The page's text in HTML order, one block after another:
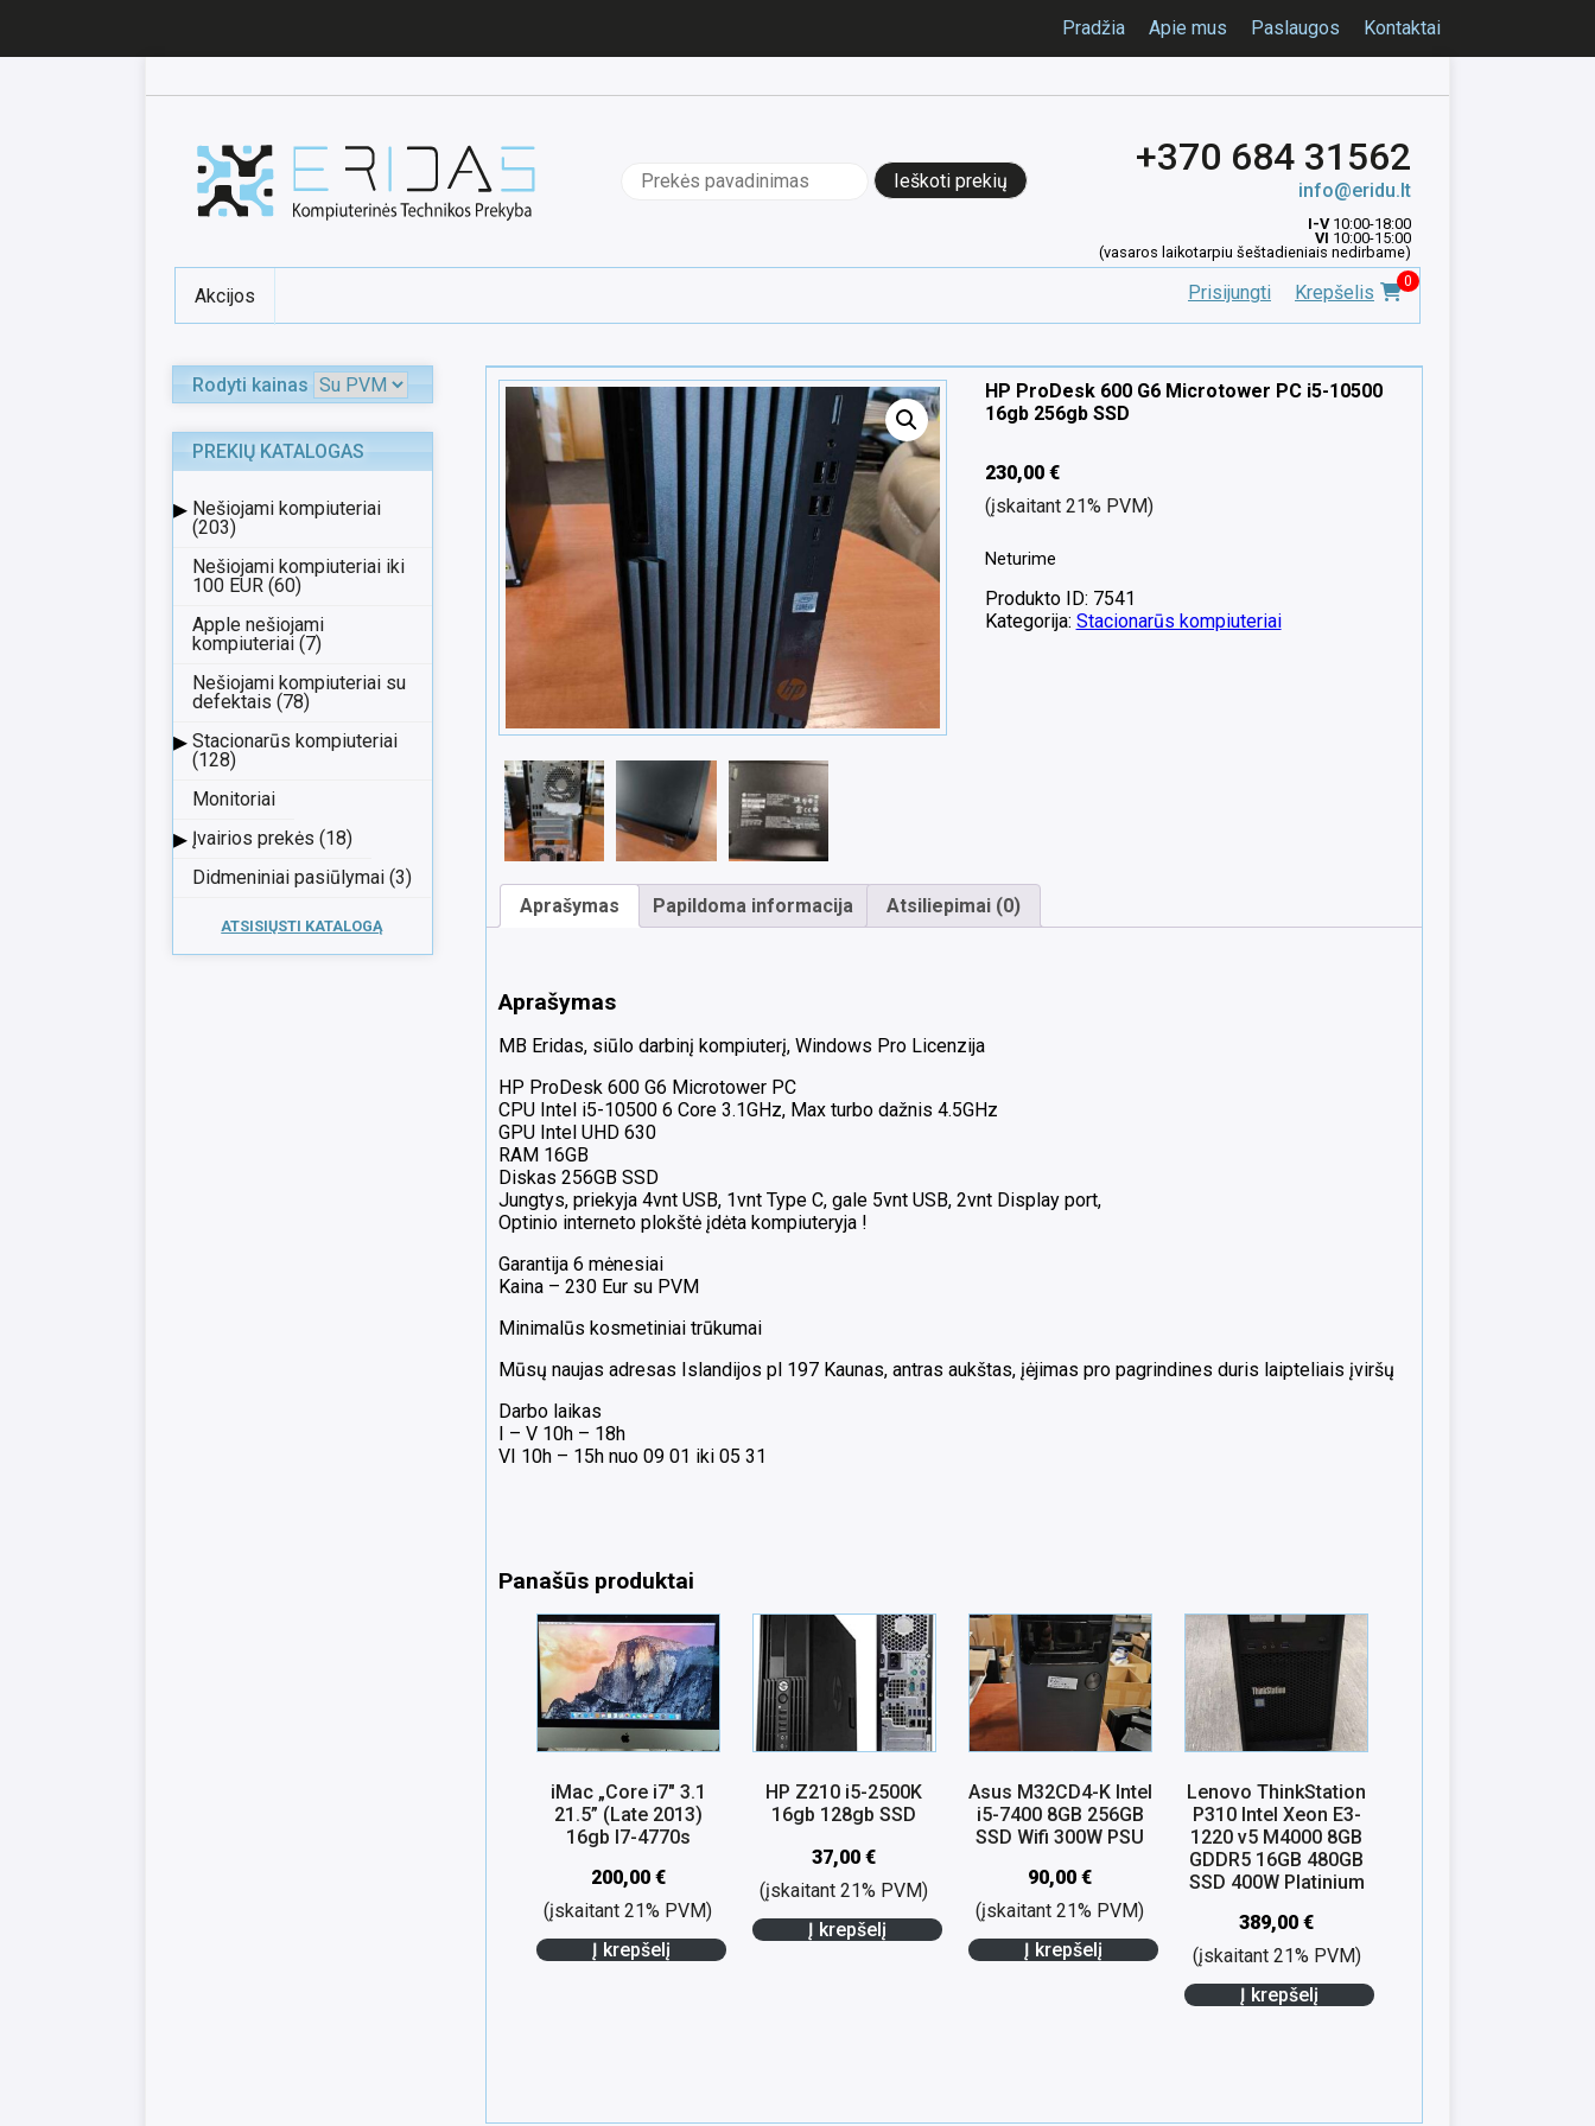
Pradžia Apie mus Paslaugos Kontaktai
Ieškoti: +370 684 31562
info@eridu.lt
I-V10:00-18:00
VI 10:00-15:00
(vasaros laikotarpiu šeštadieniais nedirbame)
Prisijungti Krepšelis 0
Akcijos
Rodyti kainas
PREKIŲ KATALOGAS
▸ Nešiojami kompiuteriai
(203)
Nešiojami kompiuteriai iki
100 EUR (60)
Apple nešiojami
kompiuteriai (7)
Nešiojami kompiuteriai su
defektais (78)
▸ Stacionarūs kompiuteriai
(128)
Monitoriai
▸ Įvairios prekės (18)
Didmeniniai pasiūlymai (3)
ATSISIŲSTI KATALOGĄ
HP ProDesk 600 G6 Microtower PC i5-10500
16gb 256gb SSD
230,00 €
(įskaitant 21% PVM)
Neturime
Produkto ID: 7541
Kategorija: Stacionarūs kompiuteriai
Aprašymas Papildoma informacija Atsiliepimai (0)
Aprašymas
MB Eridas, siūlo darbinį kompiuterį, Windows Pro Licenzija
HP ProDesk 600 G6 Microtower PC
CPU Intel i5-10500 6 Core 3.1GHz, Max turbo dažnis 4.5GHz
GPU Intel UHD 630
RAM 16GB
Diskas 256GB SSD
Jungtys, priekyja 4vnt USB, 1vnt Type C, gale 5vnt USB, 2vnt Display port,
Optinio interneto plokštė įdėta kompiuteryja !
Garantija 6 mėnesiai
Kaina – 230 Eur su PVM
Minimalūs kosmetiniai trūkumai
Mūsų naujas adresas Islandijos pl 197 Kaunas, antras aukštas, įėjimas pro pagrindines duris laipteliais įviršų
Darbo laikas
I – V 10h – 18h
VI 10h – 15h nuo 09 01 iki 05 31
Panašūs produktai
iMac „Core i7″ 3.1
21.5” (Late 2013)
16gb I7-4770s
200,00 €
(įskaitant 21% PVM)
Į krepšelį
HP Z210 i5-2500K
16gb 128gb SSD
37,00€
(įskaitant 21% PVM)
Į krepšelį
Asus M32CD4-K Intel
i5-7400 8GB 256GB
SSD Wifi 300W PSU
90,00€
(įskaitant 21% PVM)
Į krepšelį
Lenovo ThinkStation
P310 Intel Xeon E3-
1220 v5 M4000 8GB
GDDR5 16GB 480GB
SSD 400W Platinium
389,00 €
(įskaitant 21% PVM)
Į krepšelį